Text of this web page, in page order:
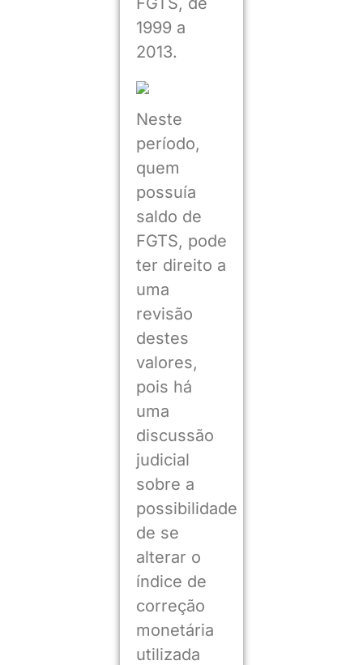
1999 a
2013.
Neste
período,
quem
possuía
saldo de
FGTS, pode
ter direito a
uma
revisão
destes
valores,
pois há
uma
discussão
judicial
sobre a
possibilidade
de se
alterar o
índice de
correção
monetária
utilizada